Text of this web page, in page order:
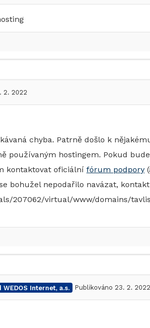
2. 2022
chyba. Patrně došlo k
používaným hostingem. Pokud
kontaktovat oficiální fórum podpory
bohužel nepodařilo navázat,
207062/virtual/www/domains/
WEDOS Internet, a.s. Publikováno 23. 2. 2022